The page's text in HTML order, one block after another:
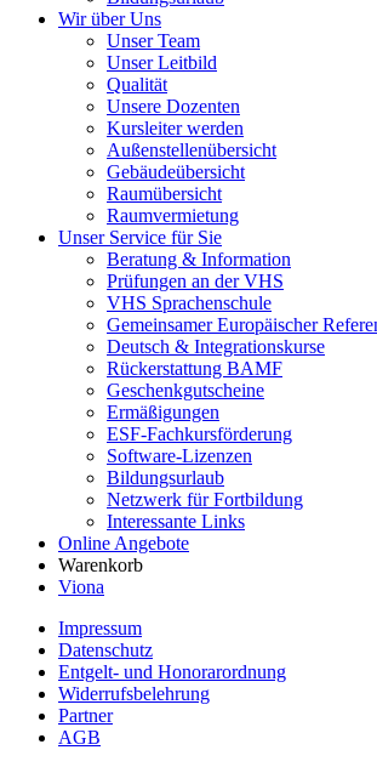
Wir über Uns
Unser Team
Unser Leitbild
Qualität
Unsere Dozenten
Kursleiter werden
Außenstellenübersicht
Gebäudeübersicht
Raumübersicht
Raumvermietung
Unser Service für Sie
Beratung & Information
Prüfungen an der VHS
VHS Sprachenschule
Gemeinsamer Europäischer
Deutsch & Integrationskurse
Rückerstattung BAMF
Geschenkgutscheine
Ermäßigungen
ESF-Fachkursförderung
Software-Lizenzen
Bildungsurlaub
Netzwerk für Fortbildung
Interessante Links
Online Angebote
Warenkorb
Viona
Impressum
Datenschutz
Entgelt- und Honorarordnung
Widerrufsbelehrung
Partner
AGB